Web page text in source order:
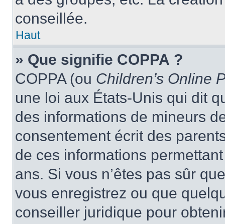
conseillée.
Haut
» Que signifie COPPA ?
COPPA (ou Children’s Online
une loi aux États-Unis qui dit
des informations de mineurs
consentement écrit des
de ces informations
ans. Si vous n’êtes pas sûr
vous enregistrez ou que
conseiller juridique pour